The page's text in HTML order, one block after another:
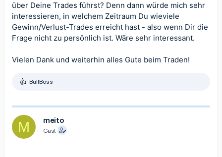
über Deine Trades führst? Denn dann würde mich sehr
interessieren, in welchem Zeitraum Du wieviele
Gewinn/Verlust-Trades erreicht hast - also wenn Dir die
Frage nicht zu persönlich ist. Wäre sehr interessant.
Vielen Dank und weiterhin alles Gute beim Traden!
R
k
t
o
n
BullBoss
M meito
Gast